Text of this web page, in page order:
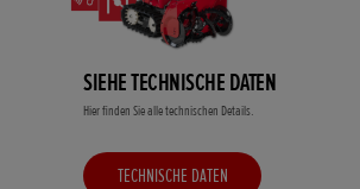
SIEHE TECHNISCHE DATEN
Hier finden Sie alle technischen Details.
TECHNISCHE DATEN